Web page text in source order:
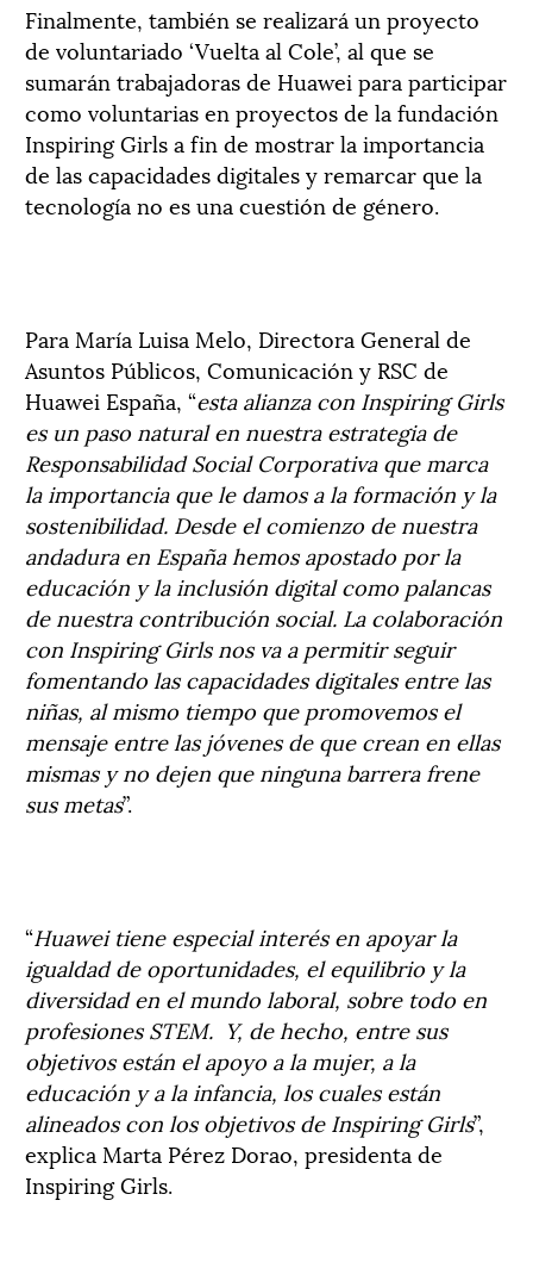
Finalmente, también se realizará un proyecto
de voluntariado ‘Vuelta al Cole’, al que se
sumarán trabajadoras de Huawei para participar
como voluntarias en proyectos de la fundación
Inspiring Girls a fin de mostrar la importancia
de las capacidades digitales y remarcar que la
tecnología no es una cuestión de género.
Para María Luisa Melo, Directora General de
Asuntos Públicos, Comunicación y RSC de
Huawei España, “esta alianza con Inspiring Girls
es un paso natural en nuestra estrategia de
Responsabilidad Social Corporativa que marca
la importancia que le damos a la formación y la
sostenibilidad. Desde el comienzo de nuestra
andadura en España hemos apostado por la
educación y la inclusión digital como palancas
de nuestra contribución social. La colaboración
con Inspiring Girls nos va a permitir seguir
fomentando las capacidades digitales entre las
niñas, al mismo tiempo que promovemos el
mensaje entre las jóvenes de que crean en ellas
mismas y no dejen que ninguna barrera frene
sus metas”.
“Huawei tiene especial interés en apoyar la
igualdad de oportunidades, el equilibrio y la
diversidad en el mundo laboral, sobre todo en
profesiones STEM. Y, de hecho, entre sus
objetivos están el apoyo a la mujer, a la
educación y a la infancia, los cuales están
alineados con los objetivos de Inspiring Girls”,
explica Marta Pérez Dorao, presidenta de
Inspiring Girls.